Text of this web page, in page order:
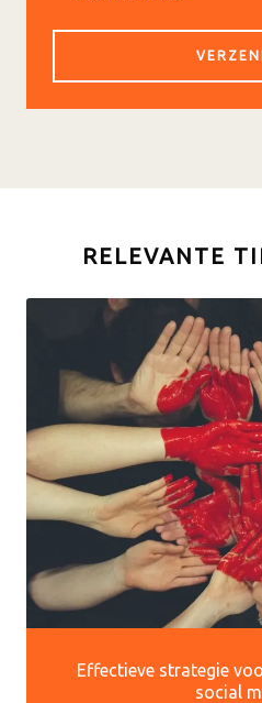
RELEVANTE
Effectieve strategie
social